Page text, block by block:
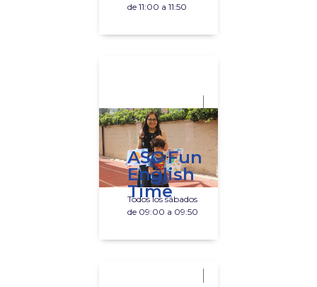
de 11:00 a 11:50
ASC Fun
English
Time
Todos los sábados
de 09:00 a 09:50